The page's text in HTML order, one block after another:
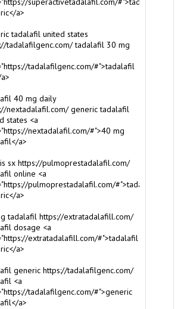
a>
tadalafil united states
tadalafilgenc.com/ tadalafil 30 mg
tadalafilgenc.com/#">tadalafil
40 mg daily
nextadalafil.com/ generic tadalafil
states <a
nextadalafil.com/#">40 mg
a>
sx https://pulmoprestadalafil.com/
online <a
pulmoprestadalafil.com/#">tadalafil
a>
tadalafil https://extratadalafill.com/
dosage <a
extratadalafill.com/#">tadalafil
a>
generic https://tadalafilgenc.com/
<a
tadalafilgenc.com/#">generic
a>